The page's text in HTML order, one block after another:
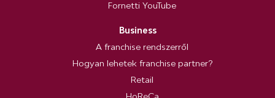
Fornetti YouTube
Business
A franchise rendszerről
Hogyan lehetek franchise partner?
Retail